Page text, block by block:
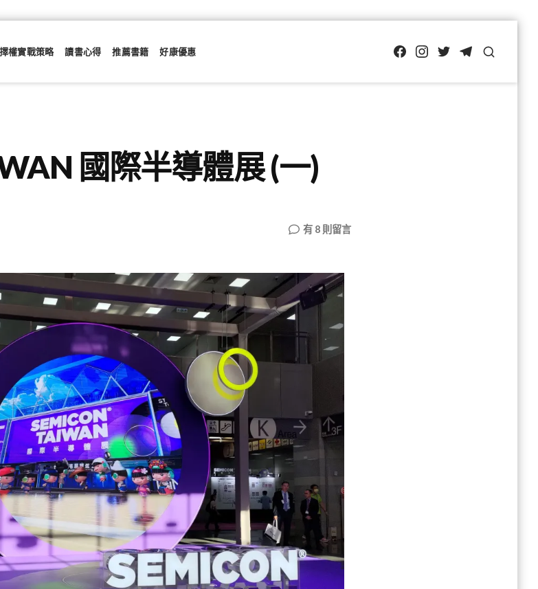
權實戰策略 讀書心得 推薦書籍 好康優惠 FB IG Twitter
TG
國際半導體展 (一)
在
國
際
半
體
有 8 則留言